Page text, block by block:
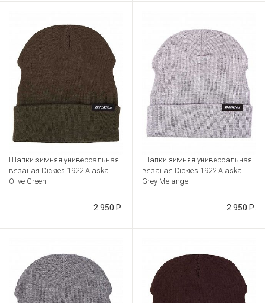
Шапки зимняя универсальная
вязаная Dickies 1922 Alaska
Olive Green
2 950 Р.
Шапки зимняя универсальная
вязаная Dickies 1922 Alaska
Grey Melange
2 950 Р.